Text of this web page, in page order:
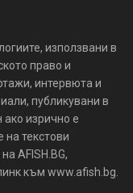
използвани в
право и
интервюта и
публикувани в
ако изрично е
на текстови
AFISH.BG,
към www.afish.bg.